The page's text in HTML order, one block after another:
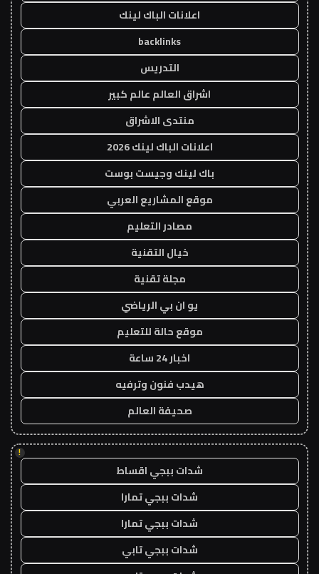
اعلانات الباك لينك
backlinks
التدريس
اشراق العالم عالم كبير
منتدى الاشراق
اعلانات الباك لينك 2026
باك لينك وجيست بوست
موقع المشاريع العربي
مصادر التعليم
خيال التقنية
مجلة تقنية
يو ان بي الرياضي
موقع حالة للتعليم
اخبار 24 ساعة
هيدب فنون وترفيه
صحيفة العالم
!
شدات ببجي اقساط
شدات ببجي تمارا
شدات ببجي تمارا
شدات ببجي تابي